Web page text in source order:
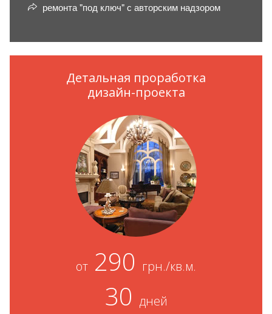
ремонта "под ключ" с авторским надзором
Детальная проработка
дизайн-проекта
от 290 грн./кв.м.
30 дней